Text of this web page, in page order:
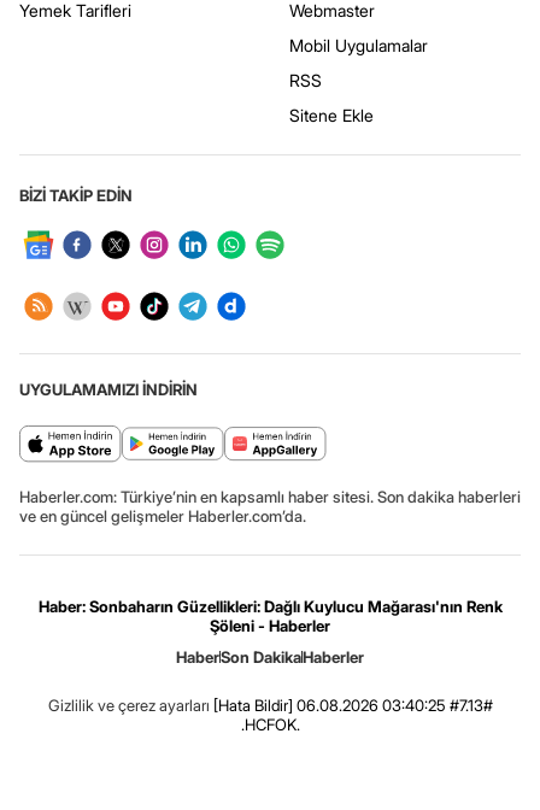
Yemek Tarifleri
Webmaster
Mobil Uygulamalar
RSS
Sitene Ekle
BİZİ TAKİP EDİN
UYGULAMAMIZI İNDİRİN
Haberler.com: Türkiye’nin en kapsamlı haber sitesi. Son dakika haberleri
ve en güncel gelişmeler Haberler.com’da.
Haber: Sonbaharın Güzellikleri: Dağlı Kuylucu Mağarası'nın Renk
Şöleni - Haberler
HaberSon DakikaHaberler
Gizlilik ve çerez ayarları [Hata Bildir] 06.08.2026 03:40:25 #7.13#
.HCFOK.